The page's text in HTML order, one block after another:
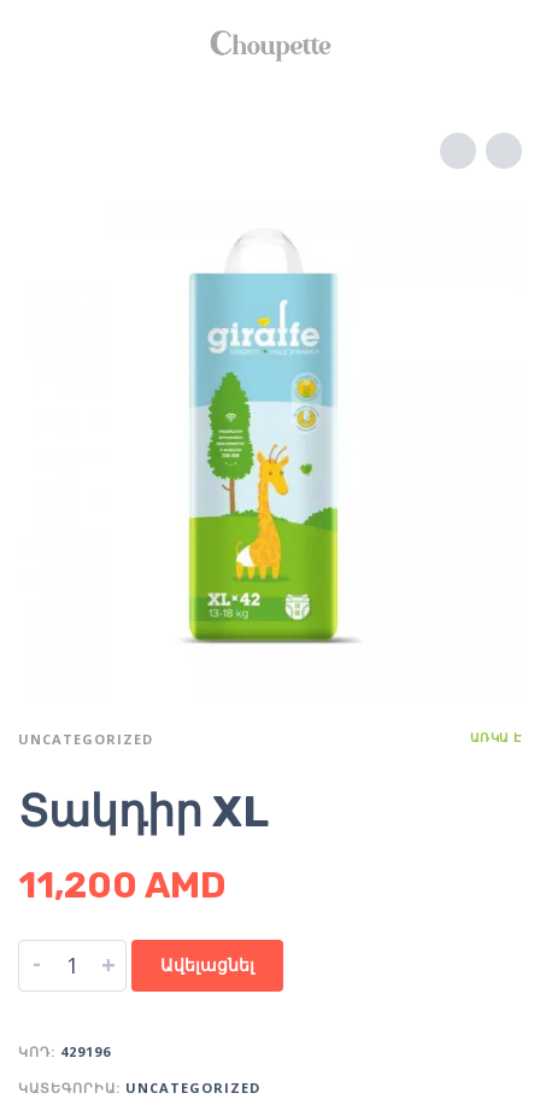
UNCATEGORIZED ԱՌԿԱ Է
Տակդիր XL
11,200 AMD
- + Ավելացնել
ԿՈԴ: 429196
ԿԱՏԵԳՈՐԻԱ: UNCATEGORIZED